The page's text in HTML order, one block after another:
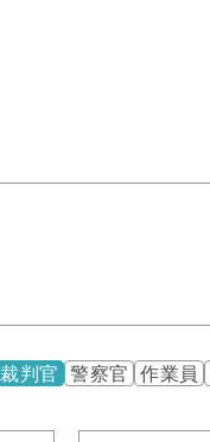
判官 警察官 作業員